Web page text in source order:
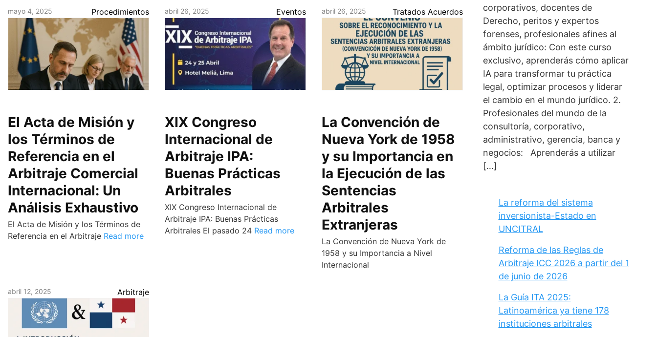
mayo 4, 2025 Procedimientos
El Acta de Misión y
los Términos de
Referencia en el
Arbitraje Comercial
Internacional: Un
Análisis Exhaustivo
El Acta de Misión y los Términos de
Referencia en el Arbitraje Read more
abril 26, 2025 Eventos
XIX Congreso
Internacional de
Arbitraje IPA:
Buenas Prácticas
Arbitrales
XIX Congreso Internacional de
Arbitraje IPA: Buenas Prácticas
Arbitrales El pasado 24 Read more
abril 26, 2025 Tratados Acuerdos
La Convención de
Nueva York de 1958
y su Importancia en
la Ejecución de las
Sentencias
Arbitrales
Extranjeras
La Convención de Nueva York de
1958 y su Importancia a Nivel
Internacional
abril 12, 2025 Arbitraje
corporativos, docentes de
Derecho, peritos y expertos
forenses, profesionales afines al
ámbito jurídico: Con este curso
exclusivo, aprenderás cómo aplicar
IA para transformar tu práctica
legal, optimizar procesos y liderar
el cambio en el mundo jurídico. 2.
Profesionales del mundo de la
consultoría, corporativo,
administrativo, gerencia, banca y
negocios: Aprenderás a utilizar
[…]
La reforma del sistema
inversionista-Estado en
UNCITRAL
Reforma de las Reglas de
Arbitraje ICC 2026 a partir del 1
de junio de 2026
La Guía ITA 2025:
Latinoamérica ya tiene 178
instituciones arbitrales